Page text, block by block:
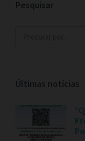
Pesquisar
Últimas notícias